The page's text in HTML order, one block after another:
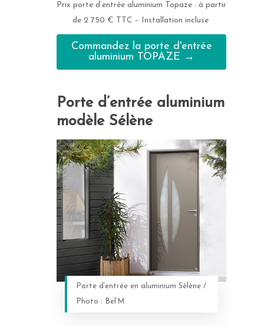
Prix porte d’entrée aluminium Topaze : à partir
de 2 750 € TTC – Installation incluse
Commandez la porte d'entrée
aluminium TOPAZE →
Porte d’entrée aluminium
modèle Sélène
Porte d’entrée en aluminium Sélène /
Photo : Bel’M